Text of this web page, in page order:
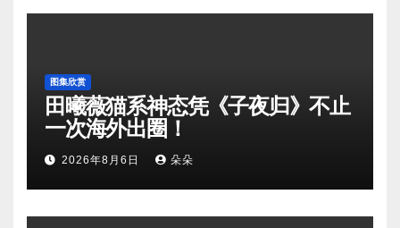
图集欣赏
田曦薇猫系神态凭《子夜归》不止
一次海外出圈！
2026年8月6日 朵朵